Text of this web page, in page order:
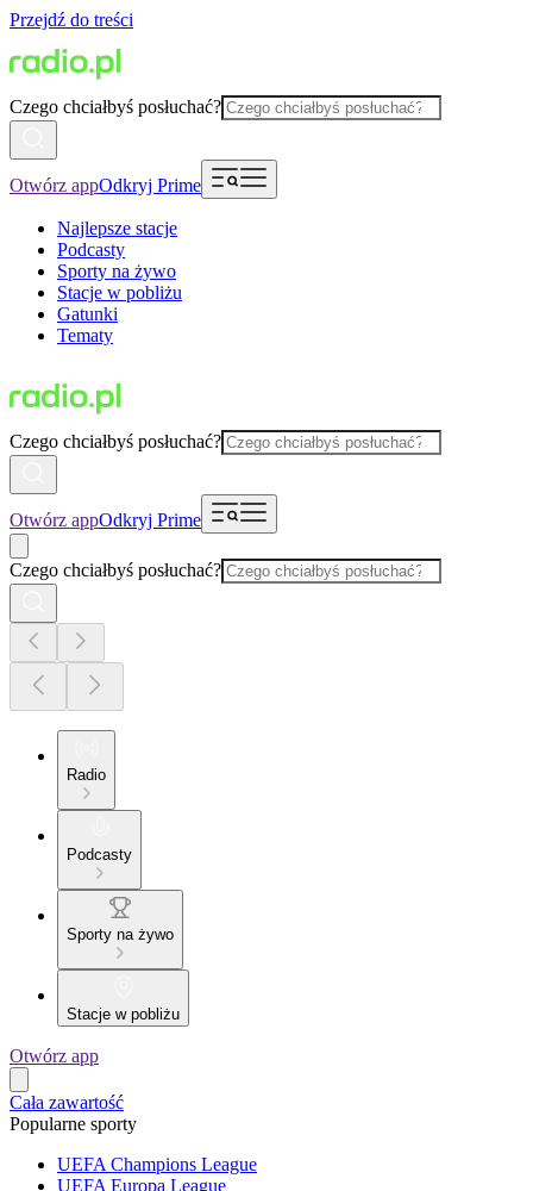
Przejdź do treści
Czego chciałbyś posłuchać?
Otwórz appOdkryj Prime
Najlepsze stacje
Podcasty
Sporty na żywo
Stacje w pobliżu
Gatunki
Tematy
Czego chciałbyś posłuchać?
Otwórz appOdkryj Prime
Czego chciałbyś posłuchać?
Radio
Podcasty
Sporty na żywo
Stacje w pobliżu
Otwórz app
Cała zawartość
Popularne sporty
UEFA Champions League
UEFA Europa League